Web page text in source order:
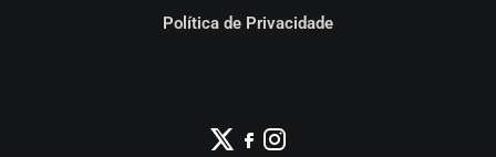
Política de Privacidade